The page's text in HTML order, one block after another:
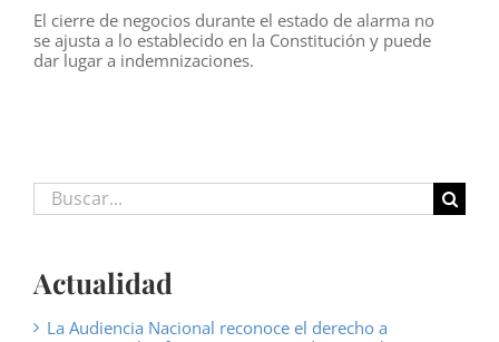
El cierre de negocios durante el estado de alarma no
se ajusta a lo establecido en la Constitución y puede
dar lugar a indemnizaciones.
Buscar:
Actualidad
La Audiencia Nacional reconoce el derecho a